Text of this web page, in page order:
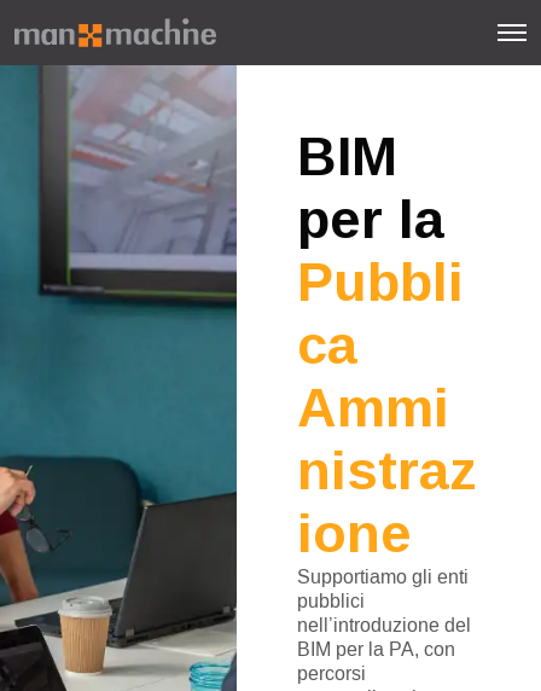
BIM
per la
Pubbli
ca
Ammi
nistraz
ione
Supportiamo gli enti
pubblici
nell’introduzione del
BIM per la PA, con
percorsi